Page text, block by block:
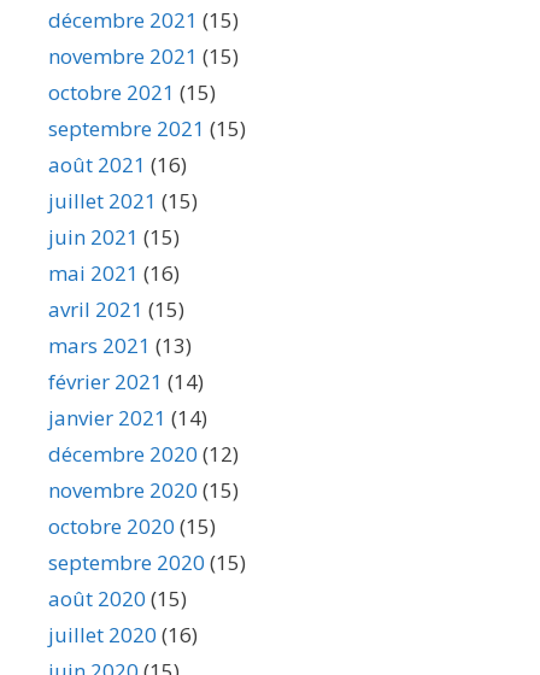
décembre 2021 (15)
novembre 2021 (15)
octobre 2021 (15)
septembre 2021 (15)
août 2021 (16)
juillet 2021 (15)
juin 2021 (15)
mai 2021 (16)
avril 2021 (15)
mars 2021 (13)
février 2021 (14)
janvier 2021 (14)
décembre 2020 (12)
novembre 2020 (15)
octobre 2020 (15)
septembre 2020 (15)
août 2020 (15)
juillet 2020 (16)